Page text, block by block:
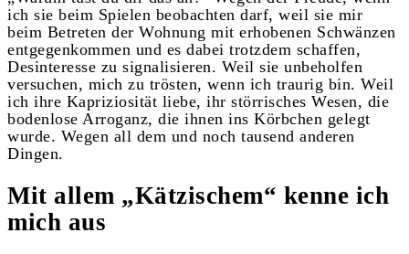
ich sie beim Spielen beobachten darf, weil sie mir
beim Betreten der Wohnung mit erhobenen Schwänzen
entgegenkommen und es dabei trotzdem schaffen,
Desinteresse zu signalisieren. Weil sie unbeholfen
versuchen, mich zu trösten, wenn ich traurig bin. Weil
ich ihre Kapriziosität liebe, ihr störrisches Wesen, die
bodenlose Arroganz, die ihnen ins Körbchen gelegt
wurde. Wegen all dem und noch tausend anderen
Dingen.
Mit allem „Kätzischem“ kenne ich
mich aus